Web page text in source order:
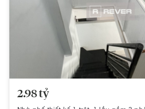
2.98 tỷ